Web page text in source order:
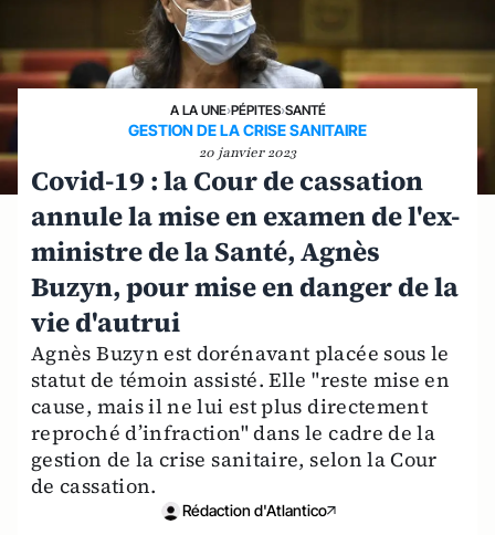
A LA UNE›PÉPITES›SANTÉ
GESTION DE LA CRISE SANITAIRE
20 janvier 2023
Covid-19 : la Cour de cassation
annule la mise en examen de l'ex-
ministre de la Santé, Agnès
Buzyn, pour mise en danger de la
vie d'autrui
Agnès Buzyn est dorénavant placée sous le
statut de témoin assisté. Elle "reste mise en
cause, mais il ne lui est plus directement
reproché d’infraction" dans le cadre de la
gestion de la crise sanitaire, selon la Cour
de cassation.
Rédaction d'Atlantico